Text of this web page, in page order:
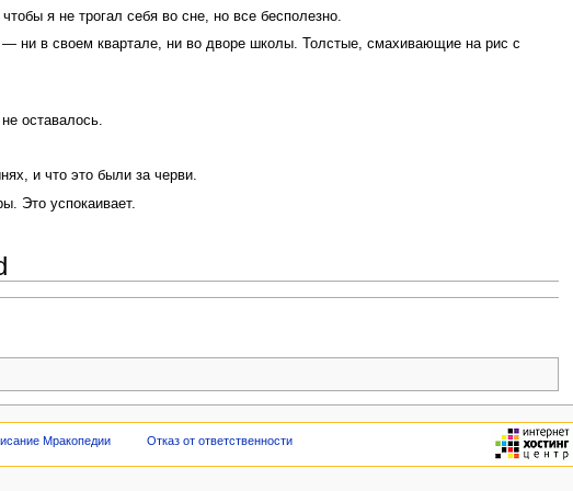
я не трогал себя во сне, но все бесполезно.
— ни в своем квартале, ни во дворе школы. Толстые, смахивающие на рис с
оставалось.
и что это были за черви.
Это успокаивает.
Мракопедии Отказ от ответственности